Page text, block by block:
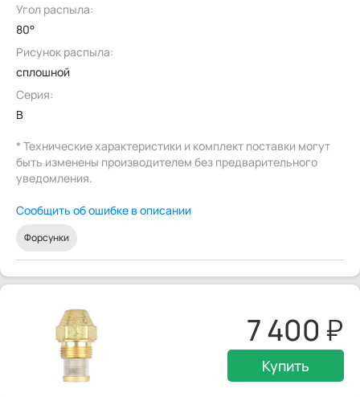
Угол распыла:
80°
Рисунок распыла:
сплошной
Серия:
B
* Технические характеристики и комплект поставки могут
быть изменены производителем без предварительного
уведомления.
Сообщить об ошибке в описании
Форсунки
7 400
Купить